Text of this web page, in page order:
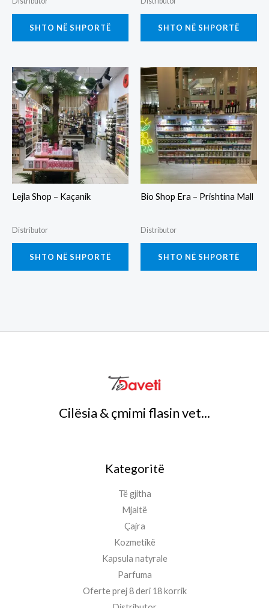
SHTO NË SHPORTË SHTO NË SHPORTË
Lejla Shop – Kaçanik
Distributor
SHTO NË SHPORTË
Bio Shop Era – Prishtina Mall
Distributor
SHTO NË SHPORTË
Cilësia & çmimi flasin vet...
Kategoritë
Të gjitha
Mjaltë
Çajra
Kozmetikë
Kapsula natyrale
Parfuma
Oferte prej 8 deri 18 korrik